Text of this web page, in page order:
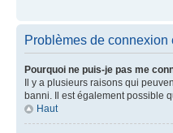
Problèmes de connexion
Pourquoi ne puis-je pas me
Il y a plusieurs raisons qui
banni. Il est également possible
Haut